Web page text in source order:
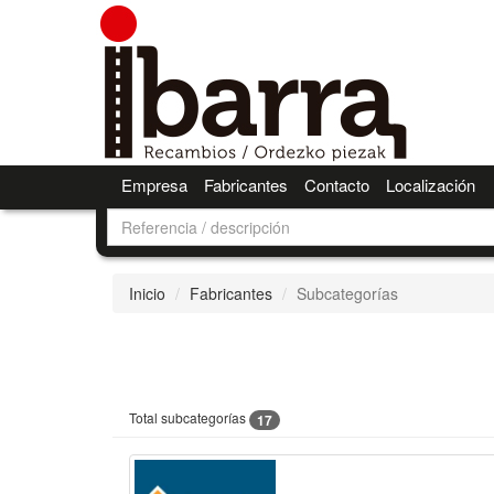
Empresa Fabricantes Contacto Localización
Inicio Fabricantes Subcategorías
Total subcategorías 17